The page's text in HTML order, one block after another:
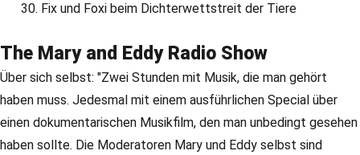
Fix und Foxi beim Dichterwettstreit der Tiere
The Mary and Eddy Radio Show
Über sich selbst: "Zwei Stunden mit Musik, die man gehört
haben muss. Jedesmal mit einem ausführlichen Special über
einen dokumentarischen Musikfilm, den man unbedingt gesehen
haben sollte. Die Moderatoren Mary und Eddy selbst sind